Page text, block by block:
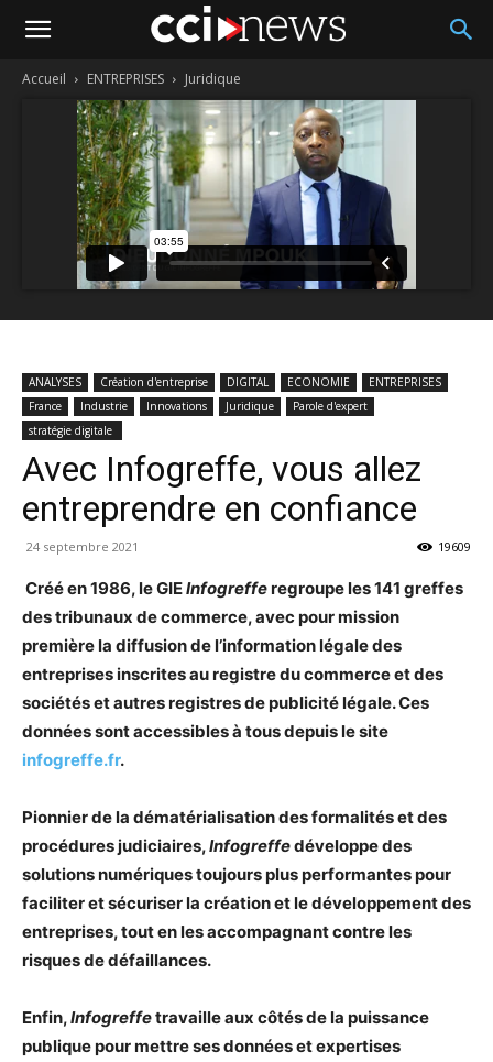
Accueil ENTREPRISES Juridique
ANALYSES Création d'entreprise DIGITAL ECONOMIE
ENTREPRISES
France
Industrie Innovations Juridique
Parole d'expert
stratégie digitale
Avec Infogreffe, vous allez
entreprendre en confiance
24 septembre 2021 19609
Créé en 1986, le GIEInfogrefferegroupe les 141 greffes
des tribunaux de commerce, avec pour mission
première la diffusion de l’information légale des
entreprises inscrites au registre du commerce et des
sociétés et autres registres de publicité légale. Ces
données sont accessibles à tous depuis le site
infogreffe.fr.
Pionnier de la dématérialisation des formalités et des
procédures judiciaires,Infogreffedéveloppe des
solutions numériques toujours plus performantes pour
faciliter et sécuriser la création et le développement des
entreprises, tout en les accompagnant contre les
risques de défaillances.
Enfin,Infogreffetravaille aux côtés de la puissance
publique pour mettre ses données et expertises